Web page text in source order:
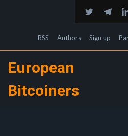
RSS Authors Sign up
European
Bitcoiners